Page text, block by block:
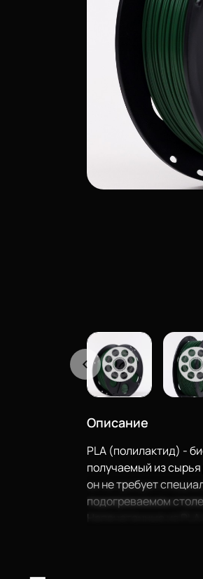
Описание
PLA (полилактид) -
получаемый из сырья
он не требует
подогреваемом
Напечатанные из PLA